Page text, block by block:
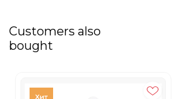
Customers also
bought